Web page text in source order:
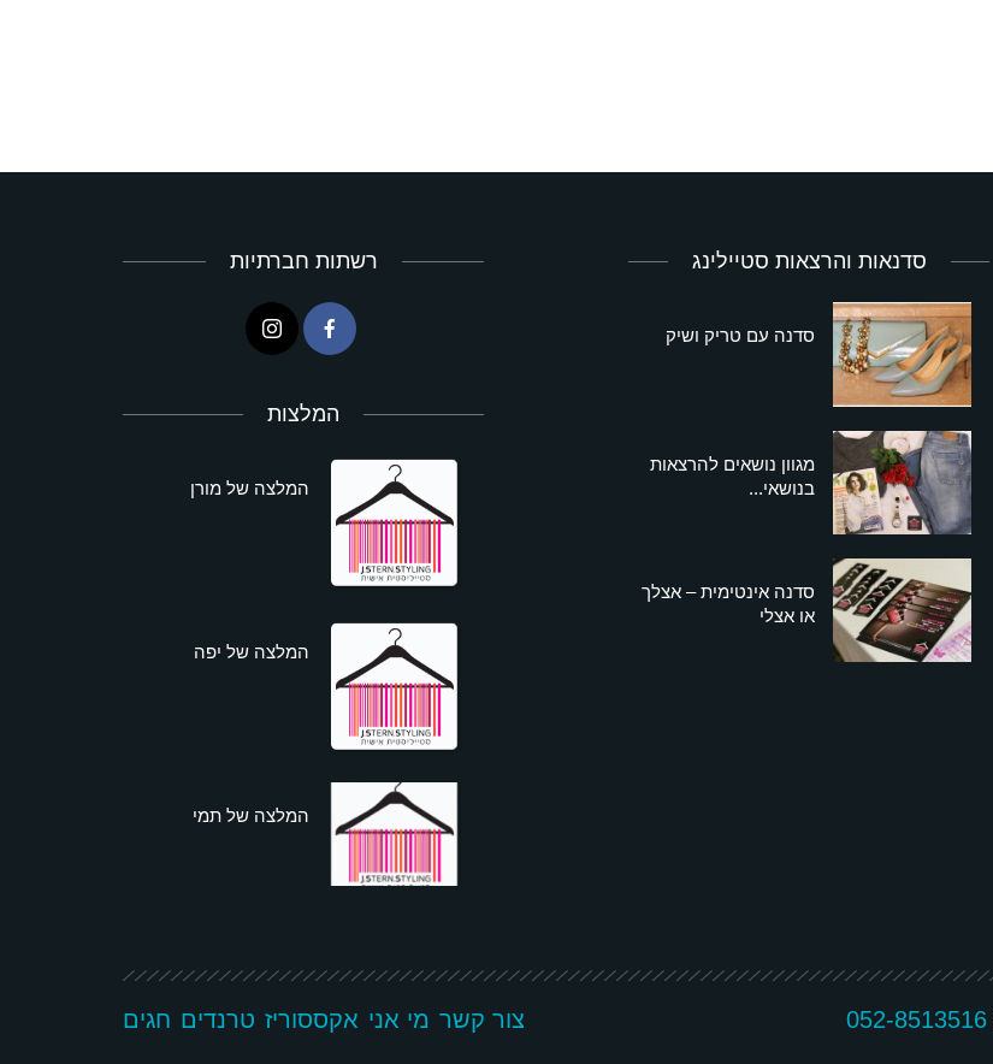
סדנאות והרצאות סטיילינג
סדנה עם טריק ושיק
מגוון נושאים להרצאות
בנושאי...
סדנה אינטימית – אצלך
או אצלי
רשתות חברתיות
המלצות
המלצה של מורן
המלצה של יפה
המלצה של תמי
052-8513516 צור קשר מי אני אקססוריז טרנדים חגים